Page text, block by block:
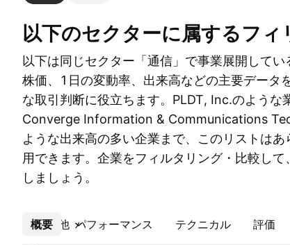
以下のセクターに属するフ
以下は同じセクター「通信」で事業展開してい
株価、1日の変動率、出来高などの主要データ
な取引判断に役立ちます。PLDT, Inc.のような
Converge Information & Communications
ような出来高の多い企業まで、このリストは
用できます。企業をフィルタリング・比較し
しましょう。
概要 パフォーマンス テクニカル 評価
その他